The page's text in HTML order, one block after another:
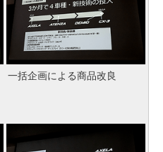
一括企画による商品改良